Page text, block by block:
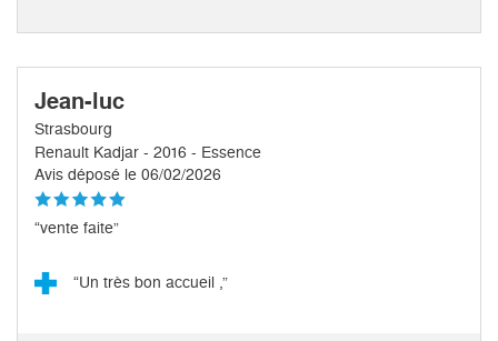
Jean-luc
Strasbourg
Renault Kadjar - 2016 - Essence
Avis déposé le 06/02/2026
“vente faite”
“Un très bon accueil ,”